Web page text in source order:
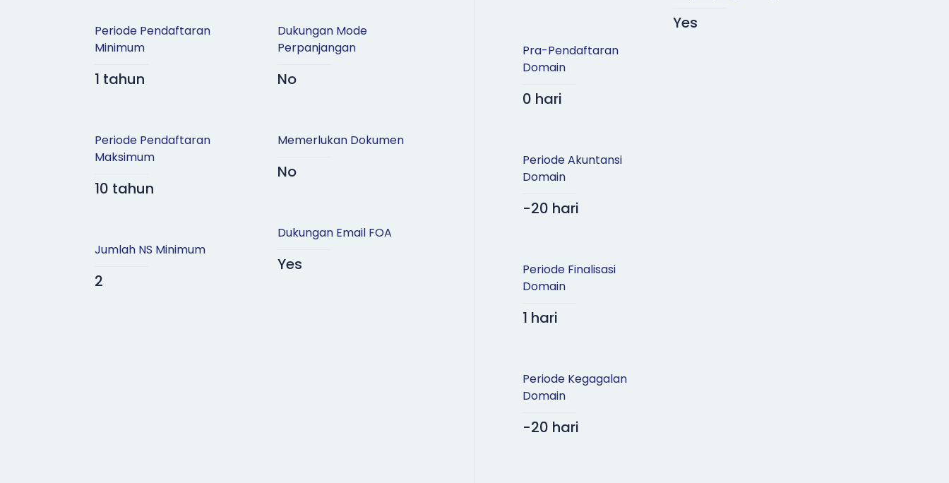
Periode Pendaftaran
Minimum
1 tahun
Periode Pendaftaran
Maksimum
10 tahun
Jumlah NS Minimum
2
Dukungan Mode
Perpanjangan
No
Memerlukan Dokumen
No
Dukungan Email FOA
Yes
Pra-Pendaftaran
Domain
0 hari
Periode Akuntansi
Domain
-20 hari
Periode Finalisasi
Domain
1 hari
Periode Kegagalan
Domain
-20 hari
Yes